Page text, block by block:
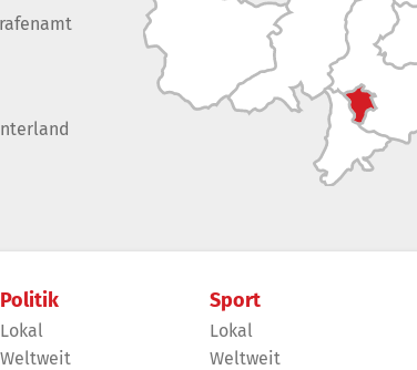
Politik
Lokal
Weltweit
Sport
Lokal
Weltweit